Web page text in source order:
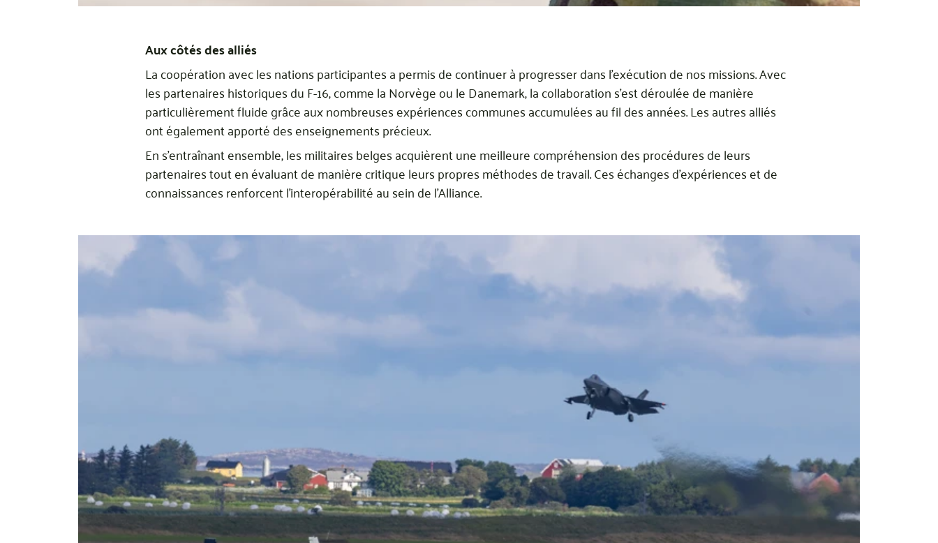
Aux côtés des alliés
La coopération avec les nations participantes a permis de continuer à progresser dans l’exécution de nos missions. Avec
les partenaires historiques du F-16, comme la Norvège ou le Danemark, la collaboration s’est déroulée de manière
particulièrement fluide grâce aux nombreuses expériences communes accumulées au fil des années. Les autres alliés
ont également apporté des enseignements précieux.
En s’entraînant ensemble, les militaires belges acquièrent une meilleure compréhension des procédures de leurs
partenaires tout en évaluant de manière critique leurs propres méthodes de travail. Ces échanges d’expériences et de
connaissances renforcent l’interopérabilité au sein de l’Alliance.